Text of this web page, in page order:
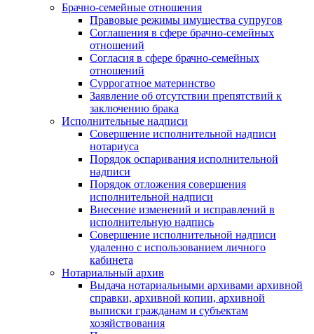
Брачно-семейные отношения
Правовые режимы имущества супругов
Соглашения в сфере брачно-семейных
отношений
Согласия в сфере брачно-семейных
отношений
Суррогатное материнство
Заявление об отсутствии препятствий к
заключению брака
Исполнительные надписи
Совершение исполнительной надписи
нотариуса
Порядок оспаривания исполнительной
надписи
Порядок отложения совершения
исполнительной надписи
Внесение изменений и исправлений в
исполнительную надпись
Совершение исполнительной надписи
удаленно с использованием личного
кабинета
Нотариальный архив
Выдача нотариальными архивами архивной
справки, архивной копии, архивной
выписки гражданам и субъектам
хозяйствования